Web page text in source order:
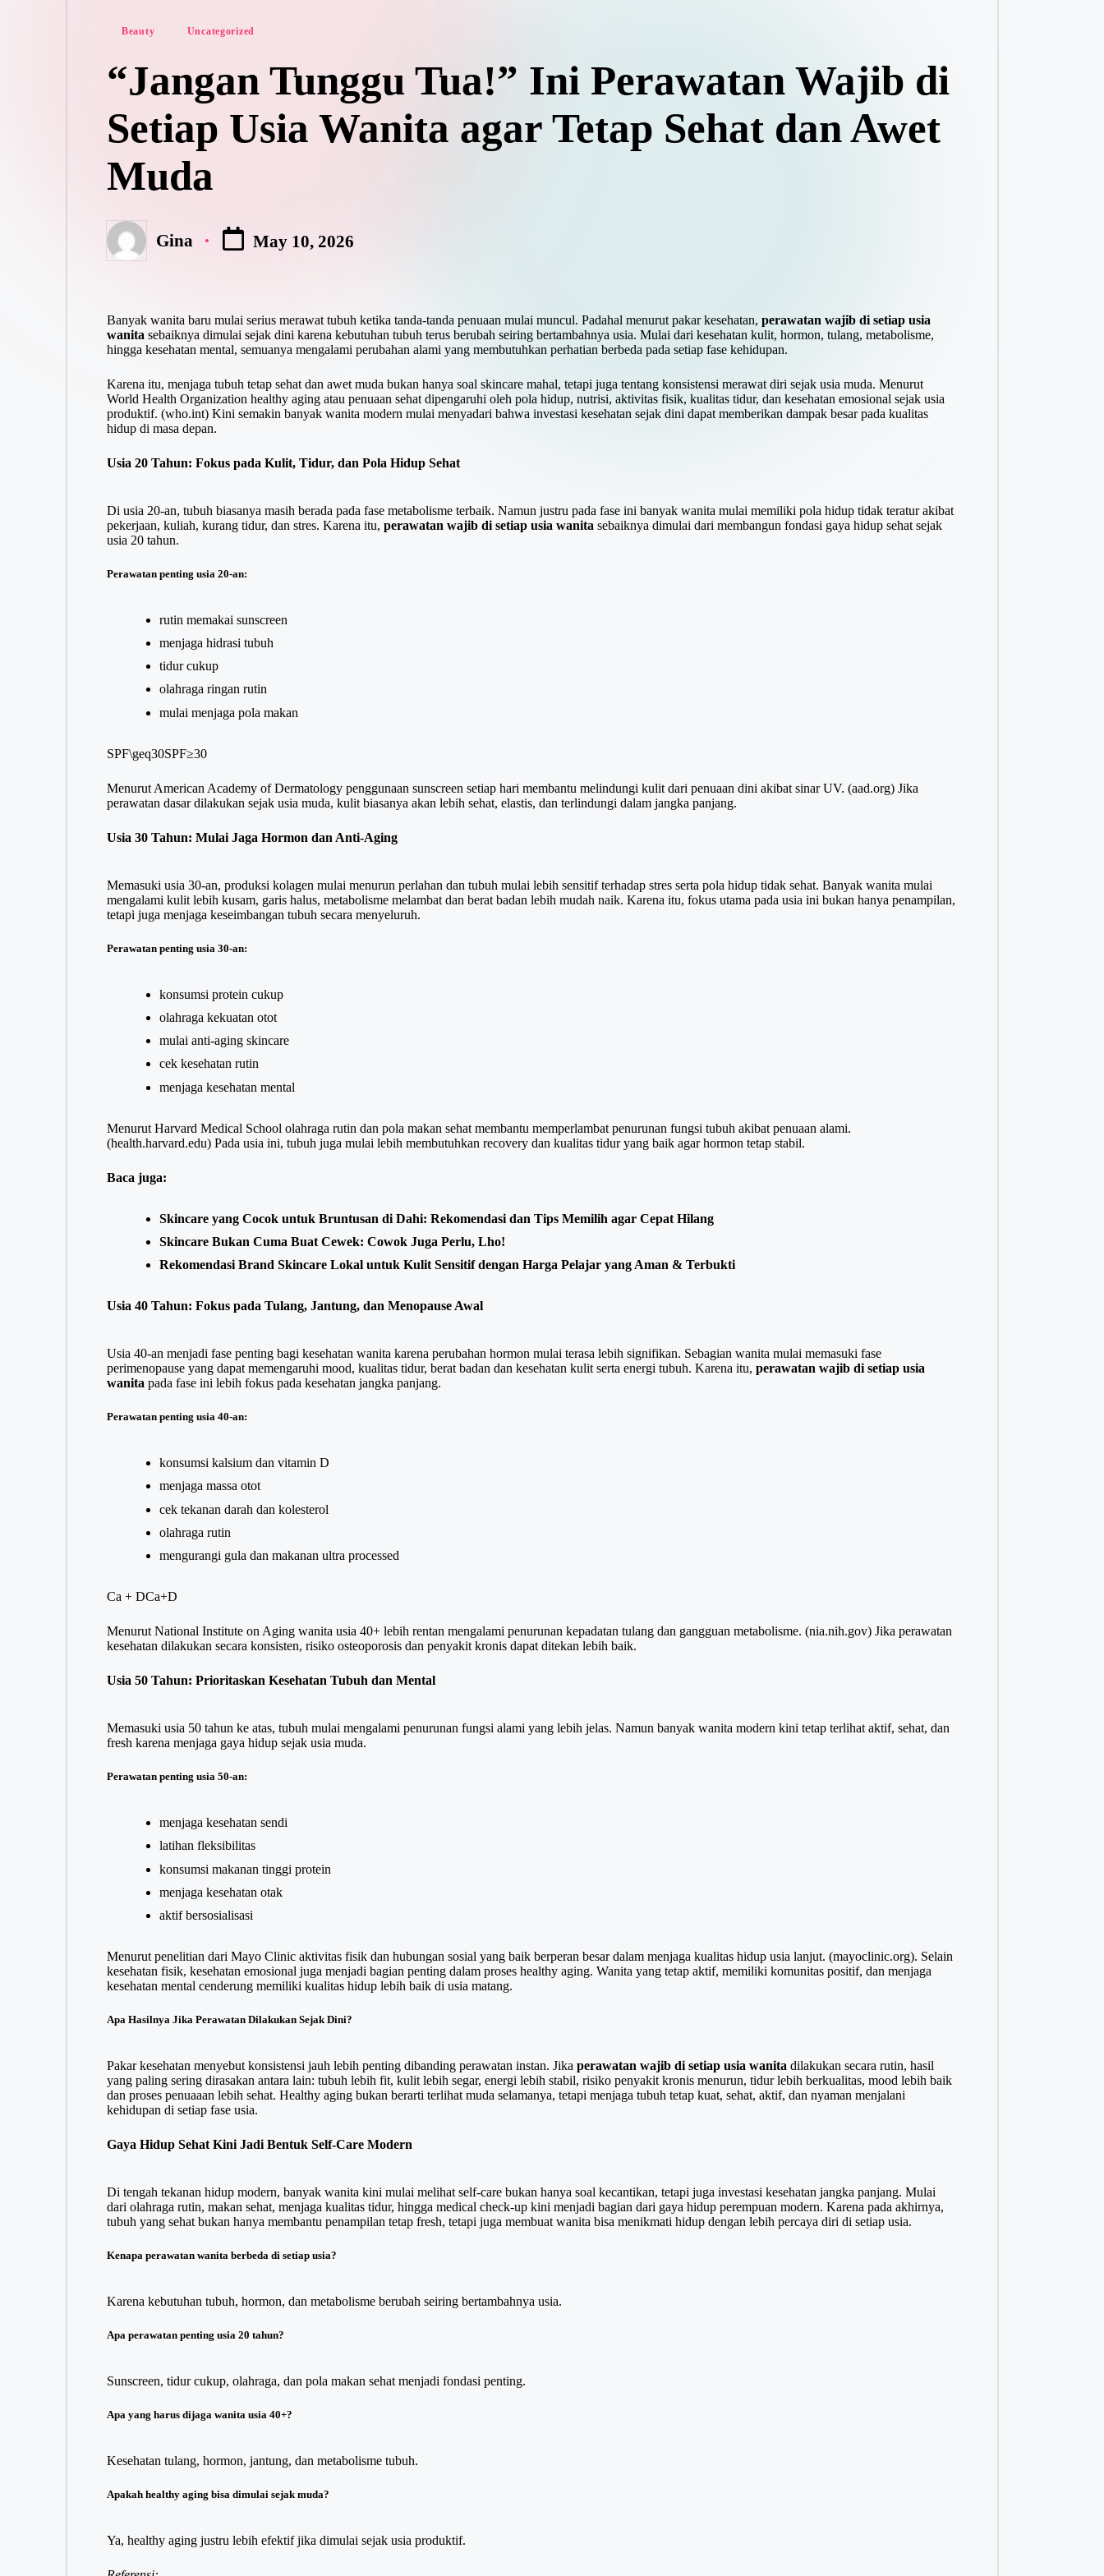
Posted
Beauty Uncategorized
“Jangan Tunggu Tua!” Ini Perawatan Wajib di
Setiap Usia Wanita agar Tetap Sehat dan Awet
Muda
Posted
by
Gina May 10, 2026
Banyak wanita baru mulai serius merawat tubuh ketika tanda-tanda penuaan mulai muncul. Padahal menurut pakar kesehatan, perawatan wajib di setiap usia
wanita sebaiknya dimulai sejak dini karena kebutuhan tubuh terus berubah seiring bertambahnya usia. Mulai dari kesehatan kulit, hormon, tulang, metabolisme,
hingga kesehatan mental, semuanya mengalami perubahan alami yang membutuhkan perhatian berbeda pada setiap fase kehidupan.
Karena itu, menjaga tubuh tetap sehat dan awet muda bukan hanya soal skincare mahal, tetapi juga tentang konsistensi merawat diri sejak usia muda. Menurut
World Health Organization healthy aging atau penuaan sehat dipengaruhi oleh pola hidup, nutrisi, aktivitas fisik, kualitas tidur, dan kesehatan emosional sejak usia
produktif. (who.int) Kini semakin banyak wanita modern mulai menyadari bahwa investasi kesehatan sejak dini dapat memberikan dampak besar pada kualitas
hidup di masa depan.
Usia 20 Tahun: Fokus pada Kulit, Tidur, dan Pola Hidup Sehat
Di usia 20-an, tubuh biasanya masih berada pada fase metabolisme terbaik. Namun justru pada fase ini banyak wanita mulai memiliki pola hidup tidak teratur akibat
pekerjaan, kuliah, kurang tidur, dan stres. Karena itu, perawatan wajib di setiap usia wanita sebaiknya dimulai dari membangun fondasi gaya hidup sehat sejak
usia 20 tahun.
Perawatan penting usia 20-an:
rutin memakai sunscreen
menjaga hidrasi tubuh
tidur cukup
olahraga ringan rutin
mulai menjaga pola makan
SPF\geq30SPF≥30
Menurut American Academy of Dermatology penggunaan sunscreen setiap hari membantu melindungi kulit dari penuaan dini akibat sinar UV. (aad.org) Jika
perawatan dasar dilakukan sejak usia muda, kulit biasanya akan lebih sehat, elastis, dan terlindungi dalam jangka panjang.
Usia 30 Tahun: Mulai Jaga Hormon dan Anti-Aging
Memasuki usia 30-an, produksi kolagen mulai menurun perlahan dan tubuh mulai lebih sensitif terhadap stres serta pola hidup tidak sehat. Banyak wanita mulai
mengalami kulit lebih kusam, garis halus, metabolisme melambat dan berat badan lebih mudah naik. Karena itu, fokus utama pada usia ini bukan hanya penampilan,
tetapi juga menjaga keseimbangan tubuh secara menyeluruh.
Perawatan penting usia 30-an:
konsumsi protein cukup
olahraga kekuatan otot
mulai anti-aging skincare
cek kesehatan rutin
menjaga kesehatan mental
Menurut Harvard Medical School olahraga rutin dan pola makan sehat membantu memperlambat penurunan fungsi tubuh akibat penuaan alami.
(health.harvard.edu) Pada usia ini, tubuh juga mulai lebih membutuhkan recovery dan kualitas tidur yang baik agar hormon tetap stabil.
Baca juga:
Skincare yang Cocok untuk Bruntusan di Dahi: Rekomendasi dan Tips Memilih agar Cepat Hilang
Skincare Bukan Cuma Buat Cewek: Cowok Juga Perlu, Lho!
Rekomendasi Brand Skincare Lokal untuk Kulit Sensitif dengan Harga Pelajar yang Aman & Terbukti
Usia 40 Tahun: Fokus pada Tulang, Jantung, dan Menopause Awal
Usia 40-an menjadi fase penting bagi kesehatan wanita karena perubahan hormon mulai terasa lebih signifikan. Sebagian wanita mulai memasuki fase
perimenopause yang dapat memengaruhi mood, kualitas tidur, berat badan dan kesehatan kulit serta energi tubuh. Karena itu, perawatan wajib di setiap usia
wanita pada fase ini lebih fokus pada kesehatan jangka panjang.
Perawatan penting usia 40-an:
konsumsi kalsium dan vitamin D
menjaga massa otot
cek tekanan darah dan kolesterol
olahraga rutin
mengurangi gula dan makanan ultra processed
Ca + DCa+D
Menurut National Institute on Aging wanita usia 40+ lebih rentan mengalami penurunan kepadatan tulang dan gangguan metabolisme. (nia.nih.gov) Jika perawatan
kesehatan dilakukan secara konsisten, risiko osteoporosis dan penyakit kronis dapat ditekan lebih baik.
Usia 50 Tahun: Prioritaskan Kesehatan Tubuh dan Mental
Memasuki usia 50 tahun ke atas, tubuh mulai mengalami penurunan fungsi alami yang lebih jelas. Namun banyak wanita modern kini tetap terlihat aktif, sehat, dan
fresh karena menjaga gaya hidup sejak usia muda.
Perawatan penting usia 50-an:
menjaga kesehatan sendi
latihan fleksibilitas
konsumsi makanan tinggi protein
menjaga kesehatan otak
aktif bersosialisasi
Menurut penelitian dari Mayo Clinic aktivitas fisik dan hubungan sosial yang baik berperan besar dalam menjaga kualitas hidup usia lanjut. (mayoclinic.org). Selain
kesehatan fisik, kesehatan emosional juga menjadi bagian penting dalam proses healthy aging. Wanita yang tetap aktif, memiliki komunitas positif, dan menjaga
kesehatan mental cenderung memiliki kualitas hidup lebih baik di usia matang.
Apa Hasilnya Jika Perawatan Dilakukan Sejak Dini?
Pakar kesehatan menyebut konsistensi jauh lebih penting dibanding perawatan instan. Jika perawatan wajib di setiap usia wanita dilakukan secara rutin, hasil
yang paling sering dirasakan antara lain: tubuh lebih fit, kulit lebih segar, energi lebih stabil, risiko penyakit kronis menurun, tidur lebih berkualitas, mood lebih baik
dan proses penuaaan lebih sehat. Healthy aging bukan berarti terlihat muda selamanya, tetapi menjaga tubuh tetap kuat, sehat, aktif, dan nyaman menjalani
kehidupan di setiap fase usia.
Gaya Hidup Sehat Kini Jadi Bentuk Self-Care Modern
Di tengah tekanan hidup modern, banyak wanita kini mulai melihat self-care bukan hanya soal kecantikan, tetapi juga investasi kesehatan jangka panjang. Mulai
dari olahraga rutin, makan sehat, menjaga kualitas tidur, hingga medical check-up kini menjadi bagian dari gaya hidup perempuan modern. Karena pada akhirnya,
tubuh yang sehat bukan hanya membantu penampilan tetap fresh, tetapi juga membuat wanita bisa menikmati hidup dengan lebih percaya diri di setiap usia.
Kenapa perawatan wanita berbeda di setiap usia?
Karena kebutuhan tubuh, hormon, dan metabolisme berubah seiring bertambahnya usia.
Apa perawatan penting usia 20 tahun?
Sunscreen, tidur cukup, olahraga, dan pola makan sehat menjadi fondasi penting.
Apa yang harus dijaga wanita usia 40+?
Kesehatan tulang, hormon, jantung, dan metabolisme tubuh.
Apakah healthy aging bisa dimulai sejak muda?
Ya, healthy aging justru lebih efektif jika dimulai sejak usia produktif.